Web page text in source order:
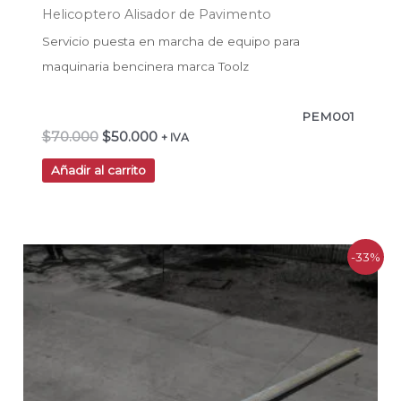
Helicoptero Alisador de Pavimento
Servicio puesta en marcha de equipo para
maquinaria bencinera marca Toolz
PEM001
$70.000 $50.000 + IVA
Añadir al carrito
-33%
El
precio
original
El
precio
actual
es:
$135.000.